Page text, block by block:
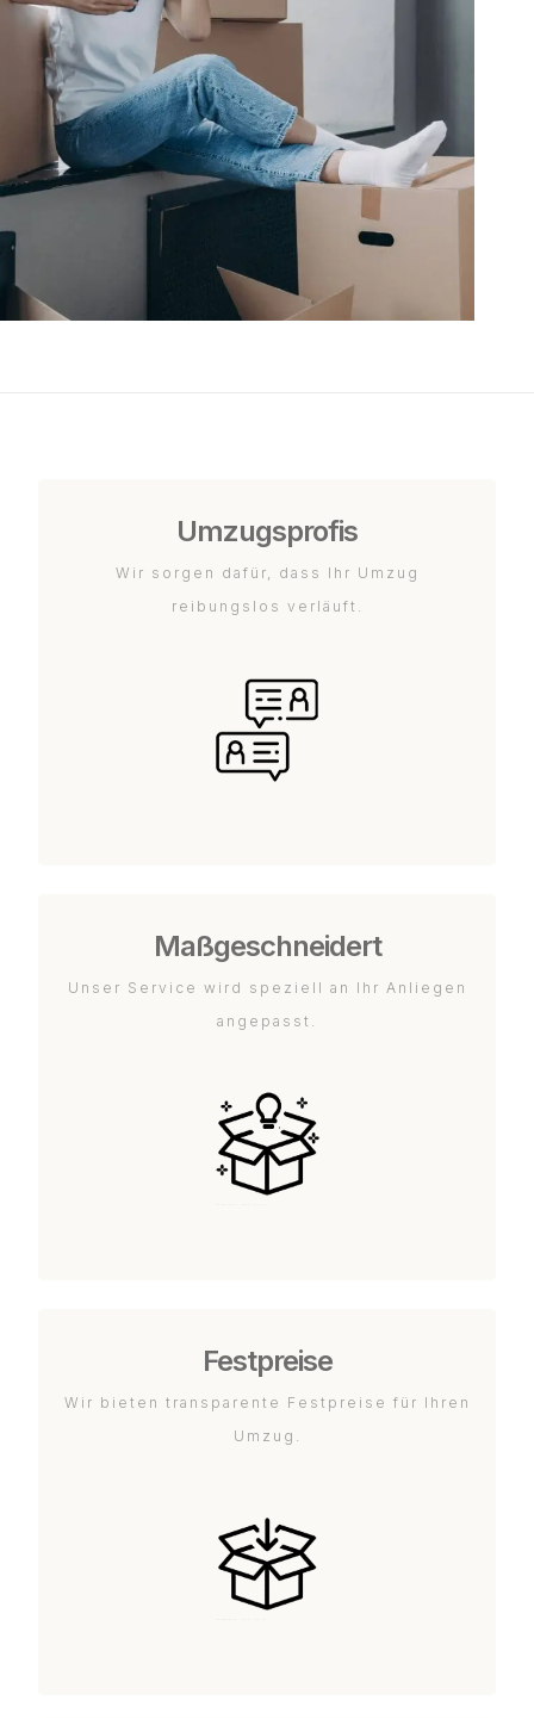
Umzugsprofis
Wir sorgen dafür, dass Ihr Umzug
reibungslos verläuft.
Maßgeschneidert
Unser Service wird speziell an Ihr Anliegen
angepasst.
Festpreise
Wir bieten transparente Festpreise für Ihren
Umzug.